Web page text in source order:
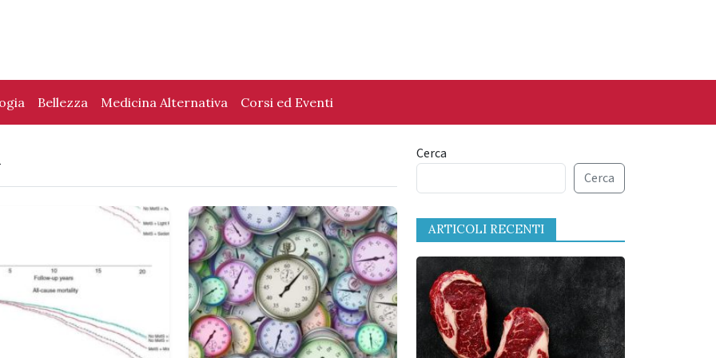
Bellezza Medicina Alternativa Corsi ed Eventi
Cerca
Cerca
ARTICOLI RECENTI